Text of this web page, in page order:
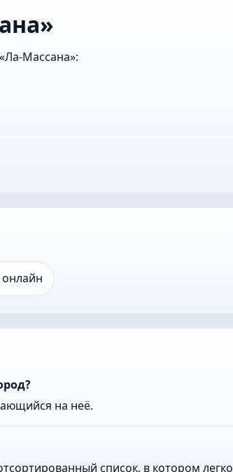
Массана»:
онлайн
на неё.
список, в котором легко